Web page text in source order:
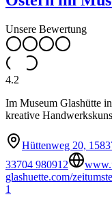
Unsere Bewertung
4.2
Im Museum Glashütte
kreative
Hüttenweg 20,
33704 980912
glashuette.com/
1